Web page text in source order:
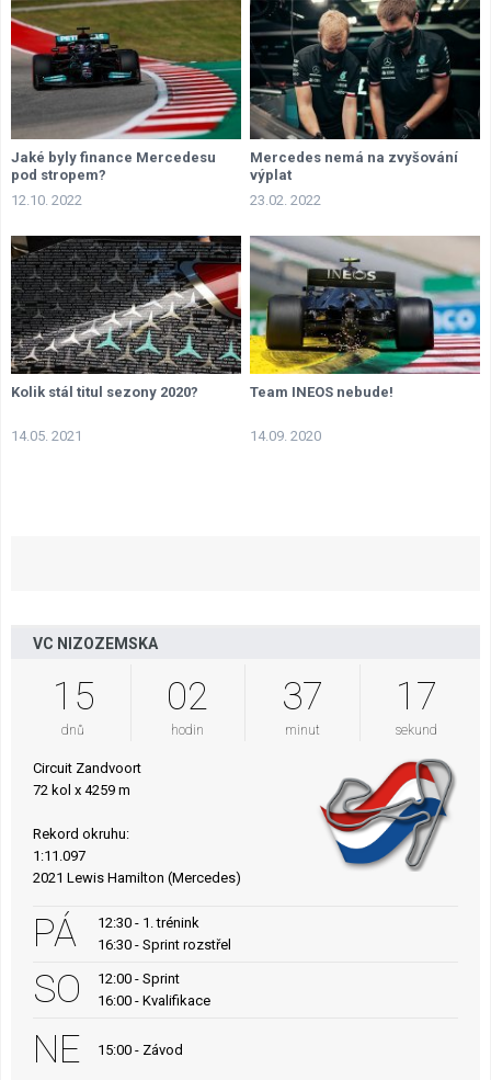
Jaké byly finance Mercedesu
pod stropem?
12.10. 2022
Mercedes nemá na zvyšování
výplat
23.02. 2022
Kolik stál titul sezony 2020?
14.05. 2021
Team INEOS nebude!
14.09. 2020
VC NIZOZEMSKA
15
dnů
02
hodin
37
minut
16
sekund
Circuit Zandvoort
72 kol x 4259 m
Rekord okruhu:
1:11.097
2021 Lewis Hamilton (Mercedes)
PÁ
12:30 - 1. trénink
16:30 - Sprint rozstřel
SO
12:00 - Sprint
16:00 - Kvalifikace
NE 15:00 - Závod